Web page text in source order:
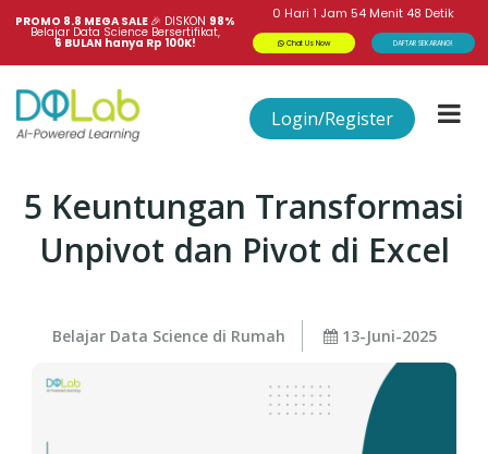
PROMO 8.8 MEGA SALE 🎉 DISKON 98%
Belajar Data Science Bersertifikat,
6 BULAN hanya Rp 100K!
0 Hari 1 Jam 54 Menit 48 Detik
Chat Us Now DAFTAR SEKARANG!
Login/Register
5 Keuntungan Transformasi
Unpivot dan Pivot di Excel
Belajar Data Science di Rumah 13-Juni-2025